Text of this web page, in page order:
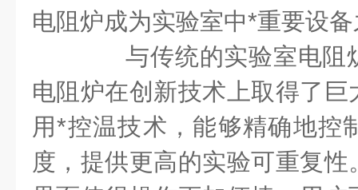
电阻炉成为实验室中*重要设
与传统的实验室电阻
电阻炉在创新技术上取得了
用*控温技术，能够精确地控
度，提供更高的实验可重复